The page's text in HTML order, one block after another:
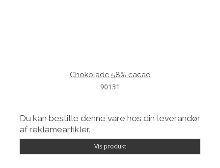
Chokolade 58% cacao
90131
Du kan bestille denne vare hos din leverandør
af reklameartikler.
Vis produkt